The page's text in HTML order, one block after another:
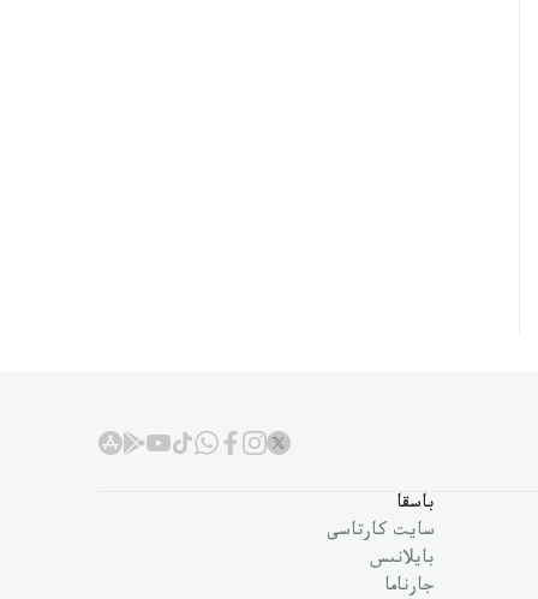
باسقا
سايت كارتاسى
بايلانىس
جارناما